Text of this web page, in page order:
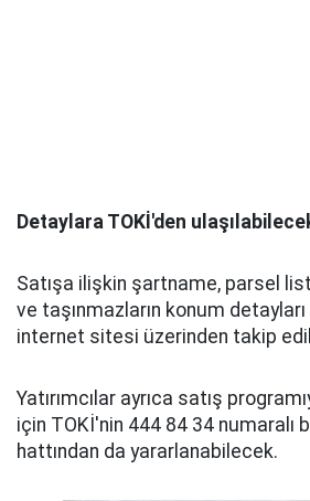
Detaylara TOKİ'den
Satışa ilişkin şartname, parsel
ve taşınmazların konum
internet sitesi üzerinden takip
Yatırımcılar ayrıca satış
için TOKİ'nin 444 84 34 numaralı
hattından da yararlanabilecek.